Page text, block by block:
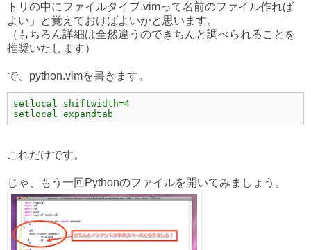
トリの中にファイルタイプ.vimって名前のファイル作れば
よい」と覚えておけばよいかと思います。
（もちろん詳細は全然違うのできちんと調べられることを
推奨いたします）
で、python.vimを書きます。
setlocal shiftwidth=4
setlocal expandtab
これだけです。
じゃ、もう一回Pythonのファイルを開いてみましょう。